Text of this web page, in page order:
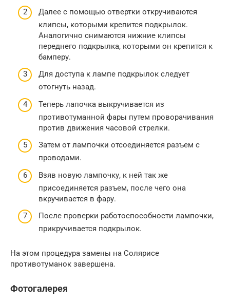
Далее с помощью отвертки откручиваются
клипсы, которыми крепится подкрылок.
Аналогично снимаются нижние клипсы
переднего подкрылка, которыми он крепится к
бамперу.
Для доступа к лампе подкрылок следует
отогнуть назад.
Теперь лапочка выкручивается из
противотуманной фары путем проворачивания
против движения часовой стрелки.
Затем от лампочки отсоединяется разъем с
проводами.
Взяв новую лампочку, к ней так же
присоединяется разъем, после чего она
вкручивается в фару.
После проверки работоспособности лампочки,
прикручивается подкрылок.
На этом процедура замены на Солярисе
противотуманок завершена.
Фотогалерея